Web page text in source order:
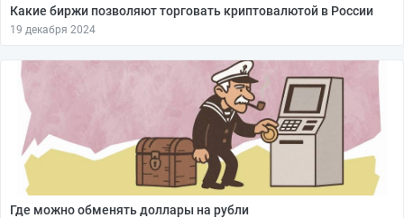
Какие биржи позволяют торговать криптовалютой в России
19 декабря 2024
Где можно обменять доллары на рубли